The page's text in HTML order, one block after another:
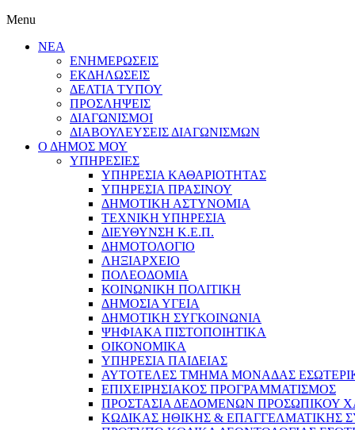
Menu
ΝΕΑ
ΕΝΗΜΕΡΩΣΕΙΣ
ΕΚΔΗΛΩΣΕΙΣ
ΔΕΛΤΙΑ ΤΥΠΟΥ
ΠΡΟΣΛΗΨΕΙΣ
ΔΙΑΓΩΝΙΣΜΟΙ
ΔΙΑΒΟΥΛΕΥΣΕΙΣ ΔΙΑΓΩΝΙΣΜΩΝ
Ο ΔΗΜΟΣ ΜΟΥ
ΥΠΗΡΕΣΙΕΣ
ΥΠΗΡΕΣΙΑ ΚΑΘΑΡΙΟΤΗΤΑΣ
ΥΠΗΡΕΣΙΑ ΠΡΑΣΙΝΟΥ
ΔΗΜΟΤΙΚΗ ΑΣΤΥΝΟΜΙΑ
ΤΕΧΝΙΚΗ ΥΠΗΡΕΣΙΑ
ΔΙΕΥΘΥΝΣΗ Κ.Ε.Π.
ΔΗΜΟΤΟΛΟΓΙΟ
ΛΗΞΙΑΡΧΕΙΟ
ΠΟΛΕΟΔΟΜΙΑ
ΚΟΙΝΩΝΙΚΗ ΠΟΛΙΤΙΚΗ
ΔΗΜΟΣΙΑ ΥΓΕΙΑ
ΔΗΜΟΤΙΚΗ ΣΥΓΚΟΙΝΩΝΙΑ
ΨΗΦΙΑΚΑ ΠΙΣΤΟΠΟΙΗΤΙΚΑ
ΟΙΚΟΝΟΜΙΚΑ
ΥΠΗΡΕΣΙΑ ΠΑΙΔΕΙΑΣ
ΑΥΤΟΤΕΛΕΣ ΤΜΗΜΑ ΜΟΝΑΔΑΣ
ΕΠΙΧΕΙΡΗΣΙΑΚΟΣ ΠΡΟΓΡΑΜΜΑΤΙΣΜΟΣ
ΠΡΟΣΤΑΣΙΑ ΔΕΔΟΜΕΝΩΝ ΠΡΟΣΩΠΙΚΟΥ
ΚΩΔΙΚΑΣ ΗΘΙΚΗΣ &